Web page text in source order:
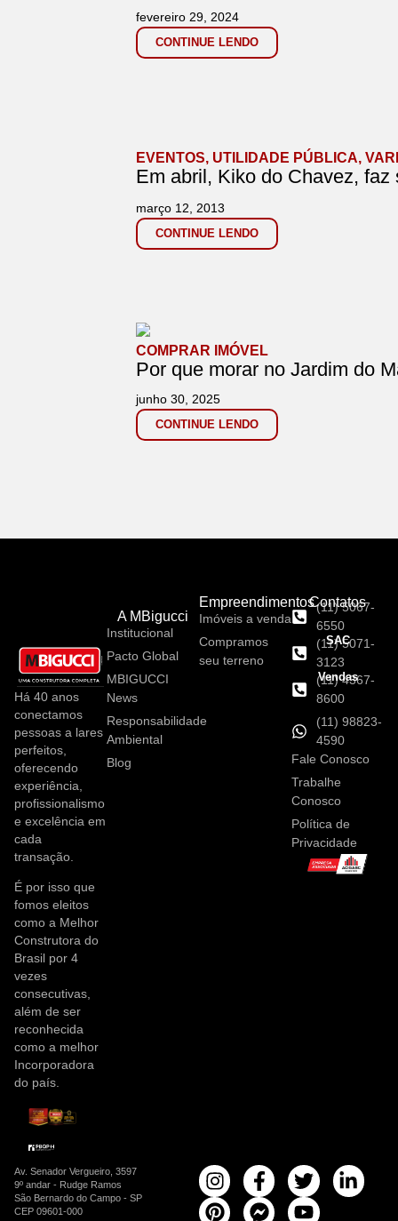
CONTINUE LENDO
fevereiro 29, 2024
EVENTOS, UTILIDADE PÚBLICA,
Em abril, Kiko do Chavez,
CONTINUE LENDO
março 12, 2013
COMPRAR IMÓVEL
Por que morar no Jardim do
CONTINUE LENDO
junho 30, 2025
Há 40 anos
conectamos
pessoas a lares
perfeitos,
oferecendo
experiência,
profissionalismo
e excelência em
cada
transação.
É por isso que
fomos eleitos
como a Melhor
Construtora do
Brasil por 4
vezes
consecutivas,
além de ser
reconhecida
como a melhor
Incorporadora
do país.
A MBigucci
Institucional
Pacto Global
MBIGUCCI
News
Responsabilidade
Ambiental
Blog
Empreendimentos
Imóveis a venda
Compramos
seu terreno
Contatos
(11) 5067-
6550
SAC
(11) 5071-
3123
Vendas
(11) 4367-
8600
(11) 98823-
4590
Fale Conosco
Trabalhe
Conosco
Política de
Privacidade
Av. Senador Vergueiro, 3597
9º andar - Rudge Ramos
São Bernardo do Campo - SP
CEP 09601-000